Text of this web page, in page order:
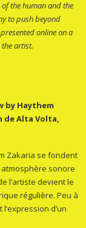
the human and the
to push beyond
online on a
artist.
by Haythem
de Alta Volta,
Zakaria se fondent
atmosphère sonore
l’artiste devient le
régulière. Peu à
d’un